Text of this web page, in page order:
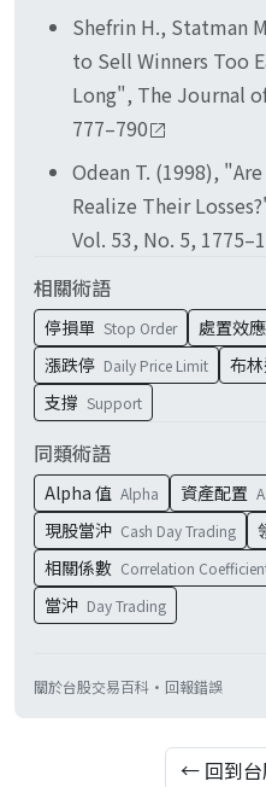
Shefrin H., Statman
to Sell Winners Too
Long", The Journal
777–790
Odean T. (1998),
Realize Their
Vol. 53, No. 5,
相關術語
停損單 Stop Order 處置效應
漲跌停 Daily Price Limit 布
支撐 Support
同類術語
Alpha 值 Alpha 資產配置
現股當沖 Cash Day Trading
相關係數 Correlation
當沖 Day Trading
關於台股交易百科 · 回報錯誤
← 回到台